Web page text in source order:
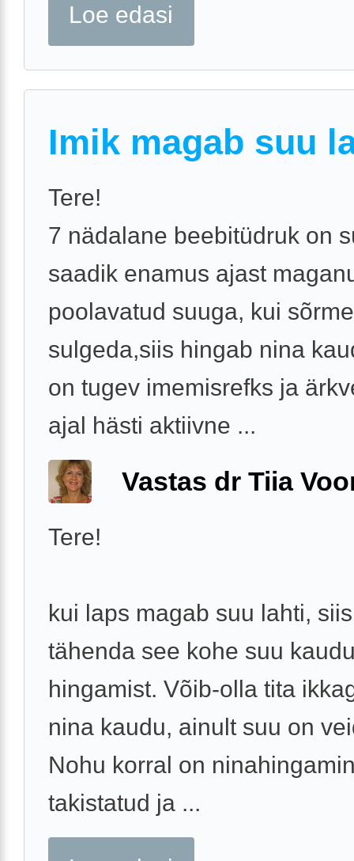
Loe edasi
Imik magab suu
Tere!
7 nädalane beebitüdruk on
saadik enamus ajast
poolavatud suuga, kui
sulgeda,siis hingab nina
on tugev imemisrefks ja
ajal hästi aktiivne ...
Vastas dr Tiia
Tere!
kui laps magab suu lahti,
tähenda see kohe suu
hingamist. Võib-olla tita
nina kaudu, ainult suu on
Nohu korral on
takistatud ja ...